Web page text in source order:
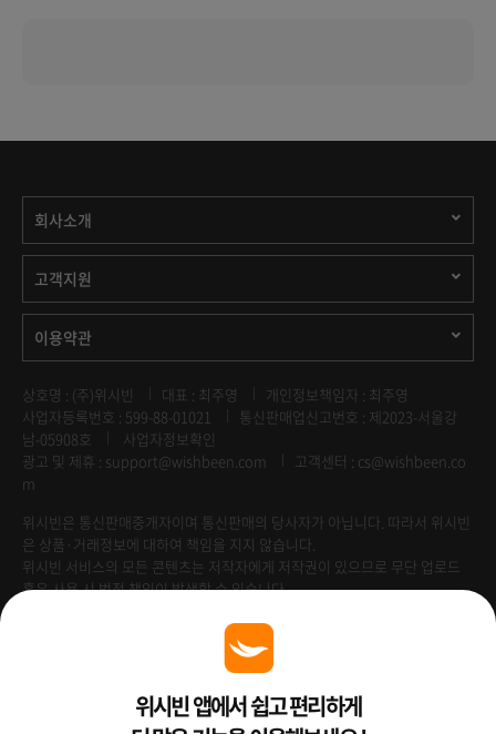
회사소개
고객지원
이용약관
상호명 : (주)위시빈 대표 : 최주영
개인정보책임자 : 최주영
사업자등록번호 : 599-88-01021
통신판매업신고번호 : 제2023-서울강
남-05908호
사업자정보확인
광고 및 제휴 : support@wishbeen.com
고객센터 : cs@wishbeen.co
m
위시빈은 통신판매중개자이며 통신판매의 당사자가 아닙니다. 따라서 위시빈
은 상품·거래정보에 대하여 책임을 지지 않습니다.
위시빈 서비스의 모든 콘텐츠는 저작자에게 저작권이 있으므로 무단 업로드
혹은 사용 시 법적 책임이 발생할 수 있습니다.
Venture Enterprise위시빈 앱에서 쉽고 편리하게